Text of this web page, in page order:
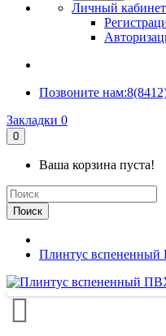
Личный кабинет
Позвоните нам:
Закладки 0
0
Ваша корзина пуста!
Поиск
Плинтус вспененный